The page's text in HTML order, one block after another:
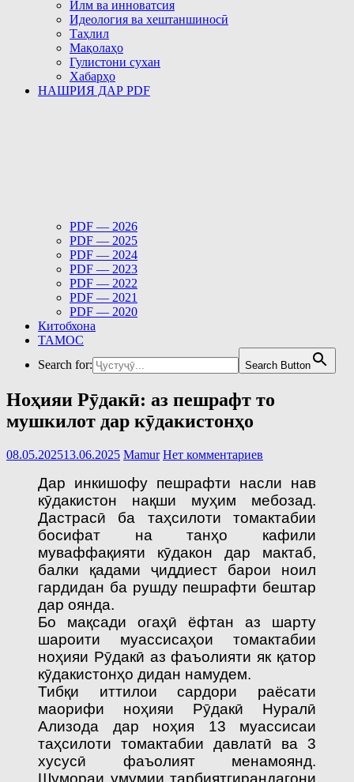
Илм ва инноватсия
Идеология ва хештаншиносӣ
Таҳлил
Мақолаҳо
Гулистони сухан
Хабарҳо
НАШРИЯ ДАР PDF
PDF — 2026
PDF — 2025
PDF — 2024
PDF — 2023
PDF — 2022
PDF — 2021
PDF — 2020
Китобхона
ТАМОС
Search for:
Search Button
Ноҳияи Рӯдакӣ: аз пешрафт то
мушкилот дар кӯдакистонҳо
08.05.202513.06.2025 Mamur Нет комментариев
Дар инкишофу пешрафти насли нав
кӯдакистон нақши муҳим мебозад.
Дастрасӣ ба таҳсилоти томактабии
босифат на танҳо кафили
муваффақияти кӯдакон дар мактаб,
балки қадами ҷиддиест барои ноил
гардидан ба рушду пешрафти бештар
дар оянда.
Бо мақсади огаҳӣ ёфтан аз шарту
шароити муассисаҳои томактабии
ноҳияи Рӯдакӣ аз фаъолияти як қатор
кӯдакистонҳо дидан намудем.
Тибқи иттилои сардори раёсати
маорифи ноҳияи Рӯдакӣ Нуралӣ
Ализода дар ноҳия 13 муассисаи
таҳсилоти томактабии давлатӣ ва 3
хусусӣ фаъолият менамоянд.
Шумораи умумии тарбиятгирандагони